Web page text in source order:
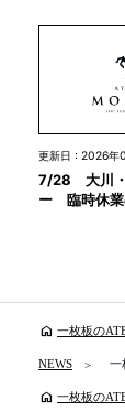
更新日 : 2026年
7/28 大川・
ー 臨時休業
home 一枚板の
NEWS 一
home 一枚板の